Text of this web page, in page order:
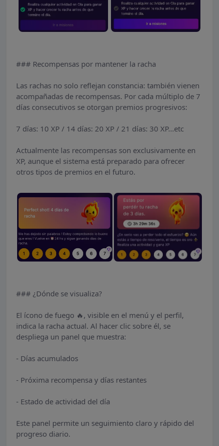
### Recompensas por mantener la racha
Las rachas no solo reflejan constancia: también vienen
acompañadas de recompensas. Por cada múltiplo de 7
días consecutivos se otorgan premios progresivos:
7 días: 10 XP / 14 días: 20 XP / 21 días: 30 XP...etc
Actualmente las recompensas son exclusivamente en
XP, aunque el sistema está preparado para ofrecer
otros tipos de premios en el futuro.
### ¿Dónde se visualiza?
El ícono de fuego 🔥, visible en el menú y el perfil,
indica la racha actual. Al hacer clic sobre él, se
despliega un panel que muestra:
- Días acumulados
- Próxima recompensa y días restantes
- Estado de actividad del día
Este panel permite un seguimiento claro y rápido del
progreso diario.